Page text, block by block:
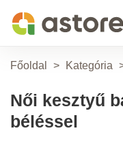
Főoldal > Kategória
Női kesztyű
béléssel